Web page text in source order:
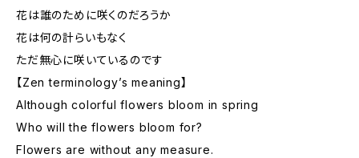
花は誰のために咲くのだろうか
花は何の計らいもなく
ただ無心に咲いているのです
【Zen terminology’s meaning】
Although colorful flowers bloom in spring
Who will the flowers bloom for?
Flowers are without any measure.